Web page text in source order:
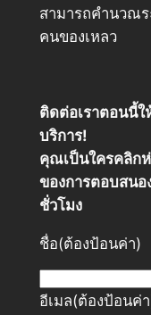
สามารถคำนวณร
คนของเหลว
ติดต่อเราตอนนี้
บริการ!
คุณเป็นใครคลิกห่
ของการตอบสนอ
ชั่วโมง
ชื่อ(ต้องป้อนค่า)
อีเมล(ต้องป้อนค่